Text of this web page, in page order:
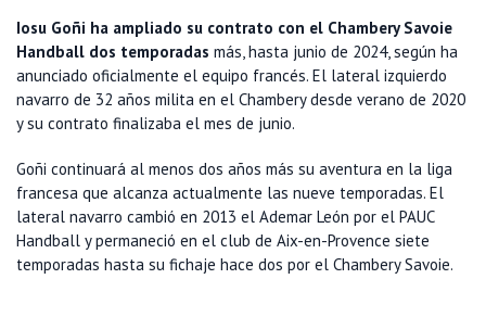
Iosu Goñi ha ampliado su contrato con el Chambery Savoie
Handball dos temporadas más, hasta junio de 2024, según ha
anunciado oficialmente el equipo francés. El lateral izquierdo
navarro de 32 años milita en el Chambery desde verano de 2020
y su contrato finalizaba el mes de junio.
Goñi continuará al menos dos años más su aventura en la liga
francesa que alcanza actualmente las nueve temporadas. El
lateral navarro cambió en 2013 el Ademar León por el PAUC
Handball y permaneció en el club de Aix-en-Provence siete
temporadas hasta su fichaje hace dos por el Chambery Savoie.